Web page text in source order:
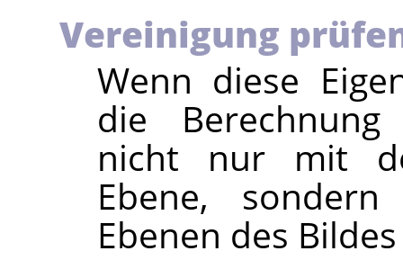
Vereinigung
Wenn diese
die Berechnung
nicht nur mit
Ebene,
Ebenen des